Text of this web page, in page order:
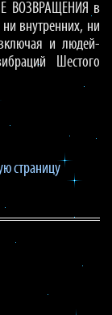
ВОЗВРАЩЕНИЯ в
внутренних, ни
и людей-
Шестого
страницу